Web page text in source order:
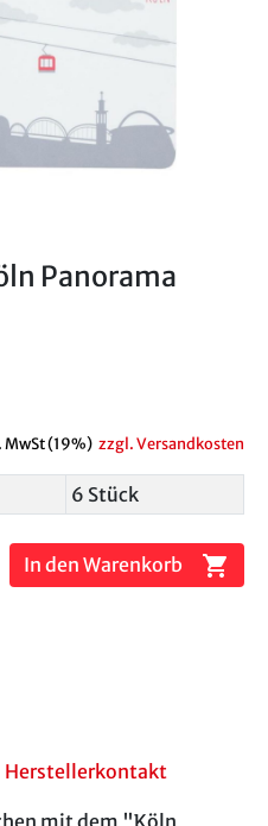
Panorama
MwSt (19%) zzgl. Versandkosten
6 Stück
In den Warenkorb shopping_cart
Herstellerkontakt
mit dem "Köln